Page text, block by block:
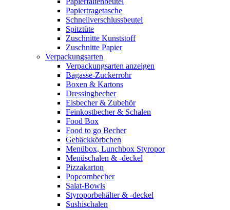
Papiertragetasche
Schnellverschlussbeutel
Spitztüte
Zuschnitte Kunststoff
Zuschnitte Papier
Verpackungsarten
Verpackungsarten anzeigen
Bagasse-Zuckerrohr
Boxen & Kartons
Dressingbecher
Eisbecher & Zubehör
Feinkostbecher & Schalen
Food Box
Food to go Becher
Gebäckkörbchen
Menübox, Lunchbox Styropor
Menüschalen & -deckel
Pizzakarton
Popcornbecher
Salat-Bowls
Styroporbehälter & -deckel
Sushischalen